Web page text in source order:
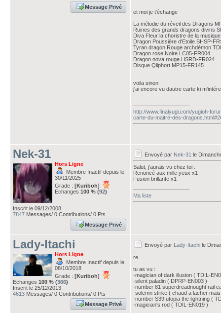
Message Privé
et moi je t'échange
La mélodie du réveil des Dragons
Ruines des grands dragons divins
Diva Fleur la choristre de la
Dragon Poussière d'Etoile SHSP-
Tyran dragon Rouge archdémon
Dragon rose Noire LC05-FR004
Dragon nova rouge HSRD-FR024
Disque Qliphort MP15-FR145
voila sinon
j'ai encore vu dautre carte ki
http://www.finalyugi.com/yugioh-
carte-du-maitre-des-
Nek-31
Hors Ligne
Membre Inactif depuis le
30/11/2025
Grade : [Kuriboh]
Echanges 100 % (92)
Inscrit le 09/12/2008
7847 Messages/ 0 Contributions/ 0 Pts
Message Privé
Envoyé par Nek-31 le
Salut, j'aurais vu chez toi :
Renoncé aux mille yeux x1
Fusion brillante x1
Ma liste
Lady-Itachi
Hors Ligne
Membre Inactif depuis le
08/10/2018
Grade : [Kuriboh]
Echanges 100 % (366)
Inscrit le 25/12/2013
4613 Messages/ 0 Contributions/ 0 Pts
Message Privé
Envoyé par Lady-Itachi le
re
tu as vu :
-magician of dark illusion ( TDIL-
-silent paladin ( DPRP-EN003 )
-number 81 superdreadnought rail
-solemn strike ( chaud a lacher
-number S39 utopia the lightning (
-magician's rod ( TDIL-EN019 )